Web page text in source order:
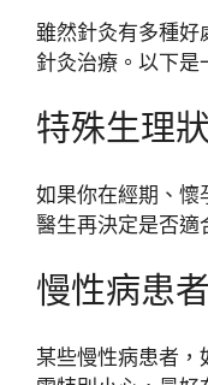
雖然針灸有多種
針灸治療。以下是
特殊生理
如果你在經期、懷
醫生再決定是否適
慢性病患者
某些慢性病患者，